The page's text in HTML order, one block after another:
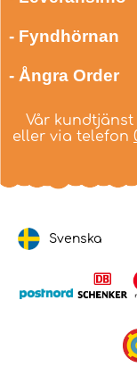
- Fyndhörnan
- Ångra Order
Vår
eller via telefon
Svenska